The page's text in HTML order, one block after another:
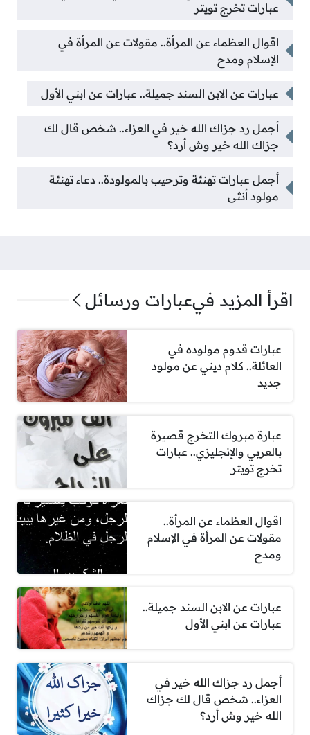
عبارات تخرج تويتر
اقوال العظماء عن المرأة.. مقولات عن المرأة في
الإسلام ومدح
عبارات عن الابن السند جميلة.. عبارات عن ابني الأول
أجمل رد جزاك الله خير في العزاء.. شخص قال لك
جزاك الله خير وش أرد؟
أجمل عبارات تهنئة وترحيب بالمولودة.. دعاء تهنئة
مولود أنثى
اقرأ المزيد فيعبارات ورسائل
عبارات قدوم مولوده في
العائلة.. كلام ديني عن مولود
جديد
عبارة مبروك التخرج قصيرة
بالعربي والإنجليزي.. عبارات
تخرج تويتر
اقوال العظماء عن المرأة..
مقولات عن المرأة في الإسلام
ومدح
عبارات عن الابن السند جميلة..
عبارات عن ابني الأول
أجمل رد جزاك الله خير في
العزاء.. شخص قال لك جزاك
الله خير وش أرد؟